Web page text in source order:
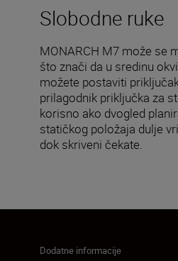
Slobodne ruke
MONARCH M7 može se
što znači da u sredinu
možete postaviti
prilagodnik priključka za
korisno ako dvogled
statičkog položaja dulje
dok skriveni čekate.
Dodatne informacije